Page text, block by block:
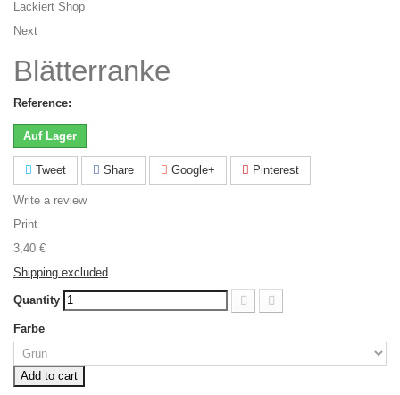
Next
Blätterranke
Reference:
Auf Lager
Tweet Share Google+ Pinterest
Write a review
Print
3,40 €
Shipping excluded
Quantity
Farbe
Add to cart